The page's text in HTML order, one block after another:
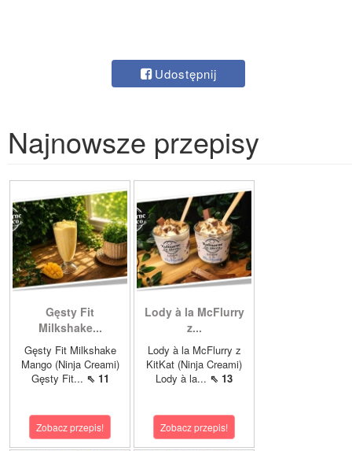
Udostępnij
Najnowsze przepisy
Gęsty Fit
Milkshake...
Gęsty Fit Milkshake
Mango (Ninja Creami)
Gęsty Fit... ⇖ 11
Zobacz przepis!
Lody à la McFlurry
z...
Lody à la McFlurry z
KitKat (Ninja Creami)
Lody à la... ⇖ 13
Zobacz przepis!